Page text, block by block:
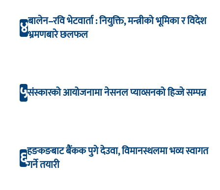
४बालेन–रवि भेटवार्ता : नियुक्ति, मन्त्रीको भूमिका र विदेश
भ्रमणबारे छलफल
५संस्कारको आयोजनामा नेसनल प्याव्सनको हिज्जे सम्पन्न
६हङकङबाट बैंकक पुगे देउवा, विमानस्थलमा भव्य स्वागत
गर्ने तयारी